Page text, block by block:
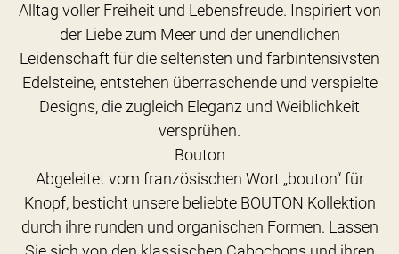
Alltag voller Freiheit und Lebensfreude. Inspiriert von
der Liebe zum Meer und der unendlichen
Leidenschaft für die seltensten und farbintensivsten
Edelsteine, entstehen überraschende und verspielte
Designs, die zugleich Eleganz und Weiblichkeit
versprühen.
Bouton
Abgeleitet vom französischen Wort „bouton“ für
Knopf, besticht unsere beliebte BOUTON Kollektion
durch ihre runden und organischen Formen. Lassen